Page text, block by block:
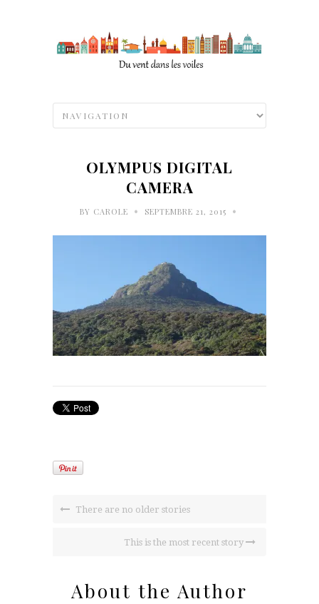
OLYMPUS DIGITAL
CAMERA
BY CAROLE • SEPTEMBRE 21, 2015 •
There are no older stories
This is the most recent story
About the Author